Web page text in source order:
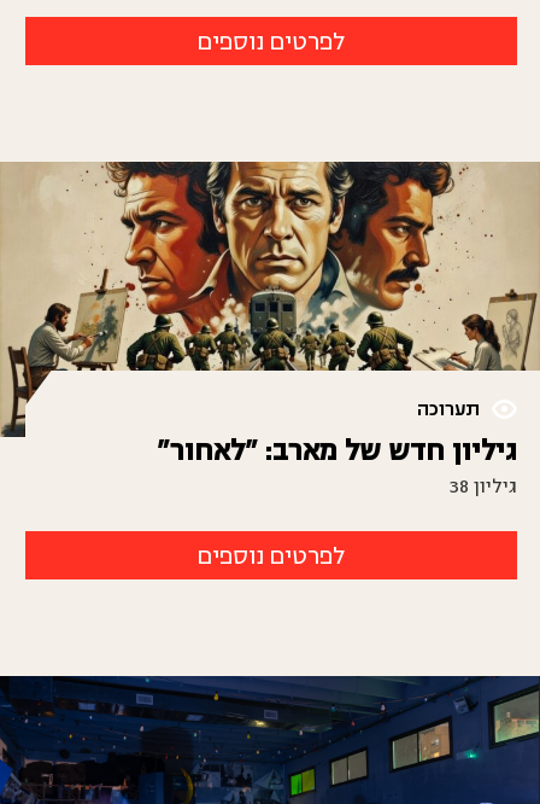
לפרטים נוספים
תערוכה
גיליון חדש של מארב: "לאחור"
גיליון 38
לפרטים נוספים